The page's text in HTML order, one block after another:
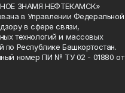
ЗНАМЯ НЕФТЕКАМСК»
в Управлении Федеральной
в сфере связи,
технологий и массовых
по Республике Башкортостан.
номер ПИ № ТУ 02 - 01880 от